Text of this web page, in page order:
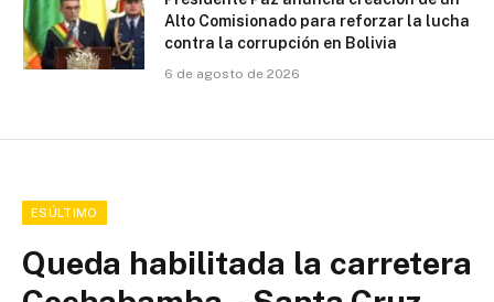
Alto Comisionado para reforzar la lucha
contra la corrupción en Bolivia
6 de agosto de 2026
ESÚLTIMO
Queda habilitada la carretera